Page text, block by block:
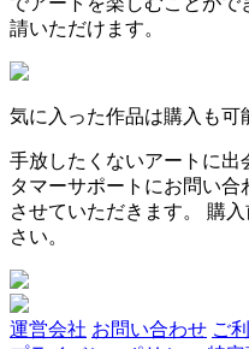
請いただけます。
気に入った作品は購入も可
手放したくないアートに出
タマーサポートにお問い合
させていただきます。 購
さい。
運営会社 お問い合わせ ご